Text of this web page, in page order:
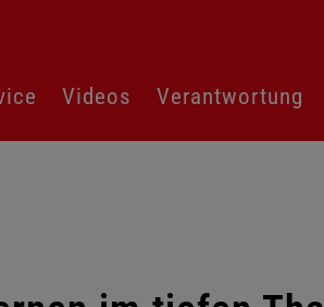
Videos Verantwortung